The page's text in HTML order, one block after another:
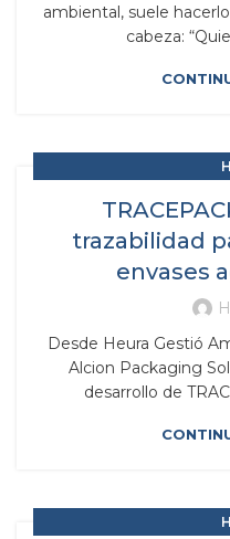
ambiental, suele
cabeza:
RAP
trazabilidad
envases
Desde Heura Gestió
Alcion Packaging
desarrollo de